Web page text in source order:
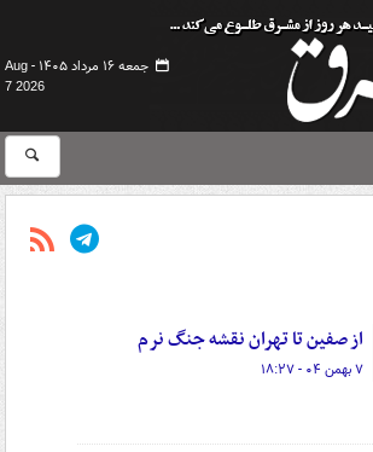
جمعه ۱۶ مرداد ۱۴۰۵ -
Aug
7 2026
از صفین تا تهران نقشه جنگ نرم
۷ بهمن ۰۴ - ۱۸:۲۷